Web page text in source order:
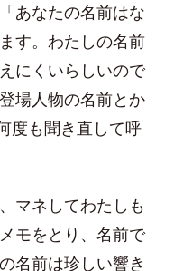
あなたの名前はな
す。わたしの名前
にくいらしいので
場人物の名前とか
度も聞き直して呼
マネしてわたしも
モをとり、名前で
名前は珍しい響き